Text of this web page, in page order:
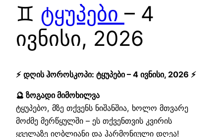
♊ ტყუპები – 4
ივნისი, 2026
⚡ დღის ჰოროსკოპი: ტყუპები – 4 ივნისი, 2026 ⚡
🔮 ზოგადი მიმოხილვა
ტყუპებო, მზე თქვენს ნიშანშია, ხოლო მთვარე
მოძმე მერწყულში – ეს თქვენთვის კვირის
ყველაზე იღბლიანი და ჰარმონიული დღეა!